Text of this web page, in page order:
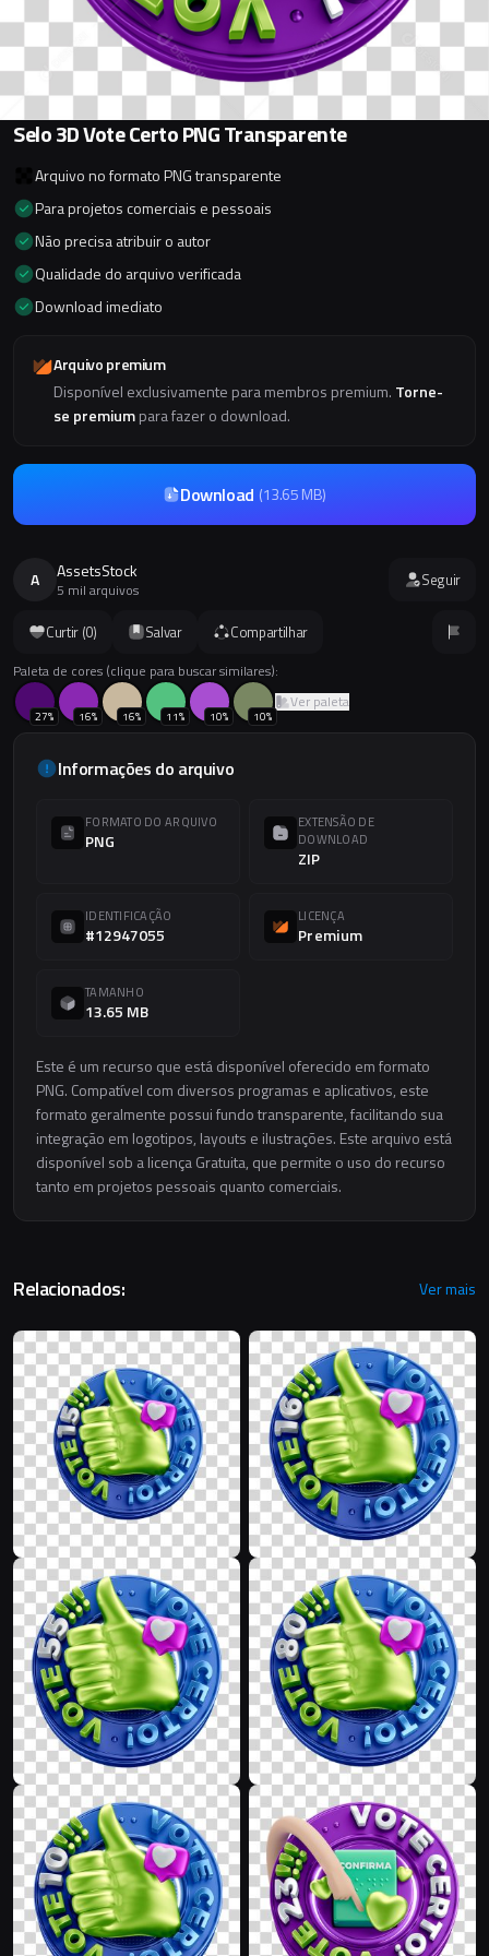
Curtir (0) Salvar Compartilhar
Paleta de cores (clique para buscar similares):
27% 16% 16% 11% 10% 10%
Ver paleta
Informações do arquivo
FORMATO DO ARQUIVO
PNG
EXTENSÃO DE
DOWNLOAD
ZIP
IDENTIFICAÇÃO
#12947055
LICENÇA
Premium
TAMANHO
13.65 MB
Este é um recurso que está disponível oferecido em formato
PNG. Compatível com diversos programas e aplicativos, este
formato geralmente possui fundo transparente, facilitando sua
integração em logotipos, layouts e ilustrações. Este arquivo está
disponível sob a licença Gratuita, que permite o uso do recurso
tanto em projetos pessoais quanto comerciais.
Selo 3D Vote Certo PNG Transparente
Arquivo no formato PNG transparente
Para projetos comerciais e pessoais
Não precisa atribuir o autor
Qualidade do arquivo verificada
Download imediato
Arquivo premium
Disponível exclusivamente para membros premium. Torne-
se premiumpara fazer o download.
Download (13.65 MB)
A AssetsStock
5 mil arquivos Seguir
Relacionados: Ver mais